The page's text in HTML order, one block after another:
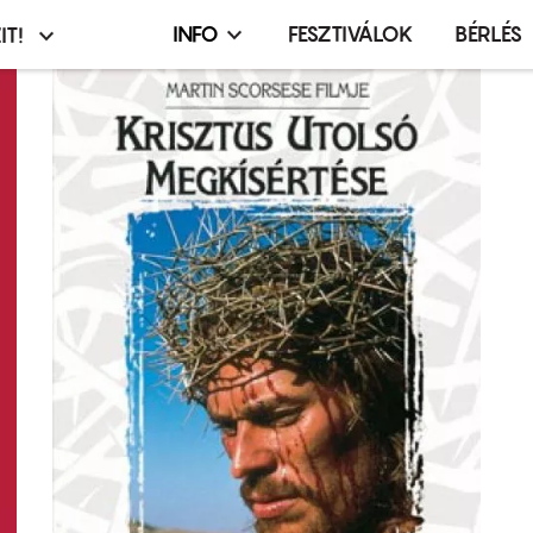
Infó,
esemény,
terembérlés
menü
INFO FESZTIVÁLOK BÉRLÉS